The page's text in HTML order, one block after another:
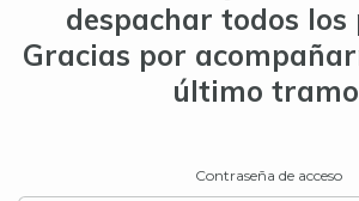
despachar todos los
Gracias por
último
Contraseña de acceso